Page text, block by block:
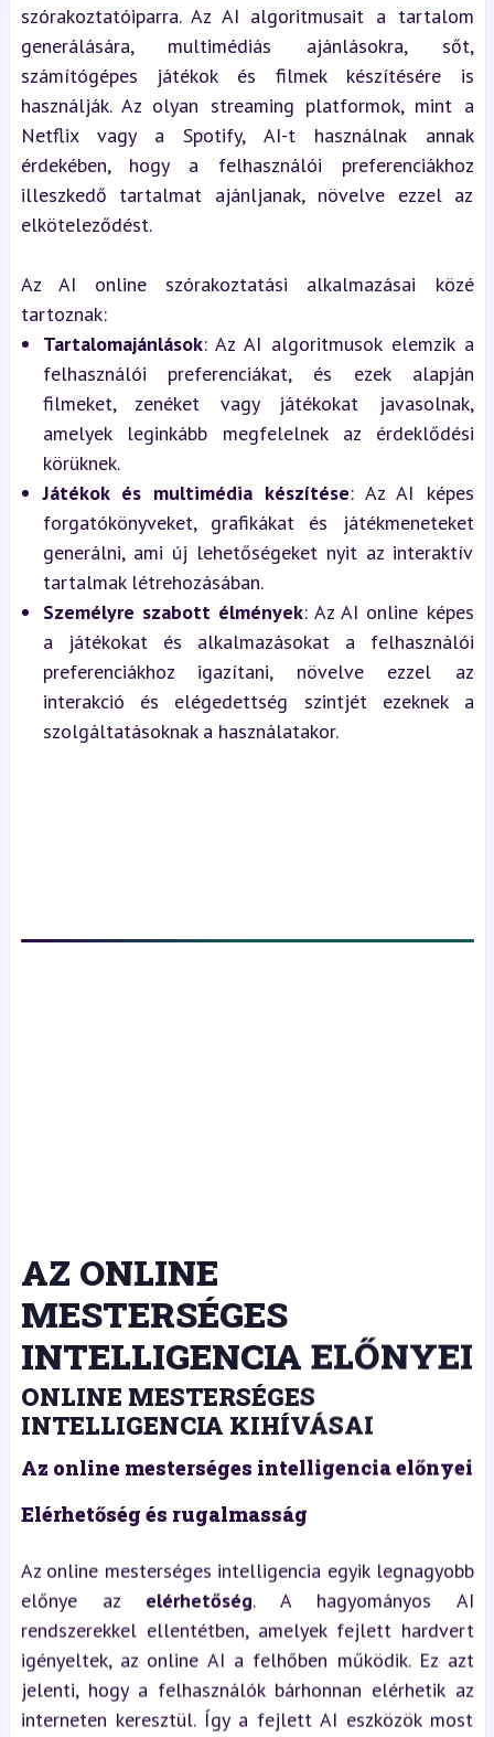
szórakoztatóiparra. Az AI algoritmusait a tartalom
generálására, multimédiás ajánlásokra, sőt,
számítógépes játékok és filmek készítésére is
használják. Az olyan streaming platformok, mint a
Netflix vagy a Spotify, AI-t használnak annak
érdekében, hogy a felhasználói preferenciákhoz
illeszkedő tartalmat ajánljanak, növelve ezzel az
elköteleződést.
Az AI online szórakoztatási alkalmazásai közé
tartoznak:
Tartalomajánlások: Az AI algoritmusok elemzik a
felhasználói preferenciákat, és ezek alapján
filmeket, zenéket vagy játékokat javasolnak,
amelyek leginkább megfelelnek az érdeklődési
körüknek.
Játékok és multimédia készítése: Az AI képes
forgatókönyveket, grafikákat és játékmeneteket
generálni, ami új lehetőségeket nyit az interaktív
tartalmak létrehozásában.
Személyre szabott élmények: Az AI online képes
a játékokat és alkalmazásokat a felhasználói
preferenciákhoz igazítani, növelve ezzel az
interakció és elégedettség szintjét ezeknek a
szolgáltatásoknak a használatakor.
AZ ONLINE
MESTERSÉGES
INTELLIGENCIA ELŐNYEI
ONLINE MESTERSÉGES
INTELLIGENCIA KIHÍVÁSAI
Az online mesterséges intelligencia előnyei
Elérhetőség és rugalmasság
Az online mesterséges intelligencia egyik legnagyobb
előnye az elérhetőség. A hagyományos AI
rendszerekkel ellentétben, amelyek fejlett hardvert
igényeltek, az online AI a felhőben működik. Ez azt
jelenti, hogy a felhasználók bárhonnan elérhetik az
interneten keresztül. Így a fejlett AI eszközök most